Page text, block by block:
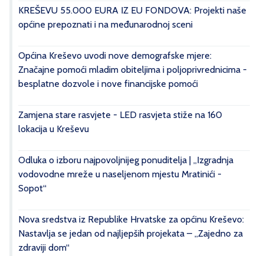
KREŠEVU 55.000 EURA IZ EU FONDOVA: Projekti naše
općine prepoznati i na međunarodnoj sceni
Općina Kreševo uvodi nove demografske mjere:
Značajne pomoći mladim obiteljima i poljoprivrednicima -
besplatne dozvole i nove financijske pomoći
Zamjena stare rasvjete - LED rasvjeta stiže na 160
lokacija u Kreševu
Odluka o izboru najpovoljnijeg ponuditelja | „Izgradnja
vodovodne mreže u naseljenom mjestu Mratinići -
Sopot“
Nova sredstva iz Republike Hrvatske za općinu Kreševo:
Nastavlja se jedan od najljepših projekata – „Zajedno za
zdraviji dom“